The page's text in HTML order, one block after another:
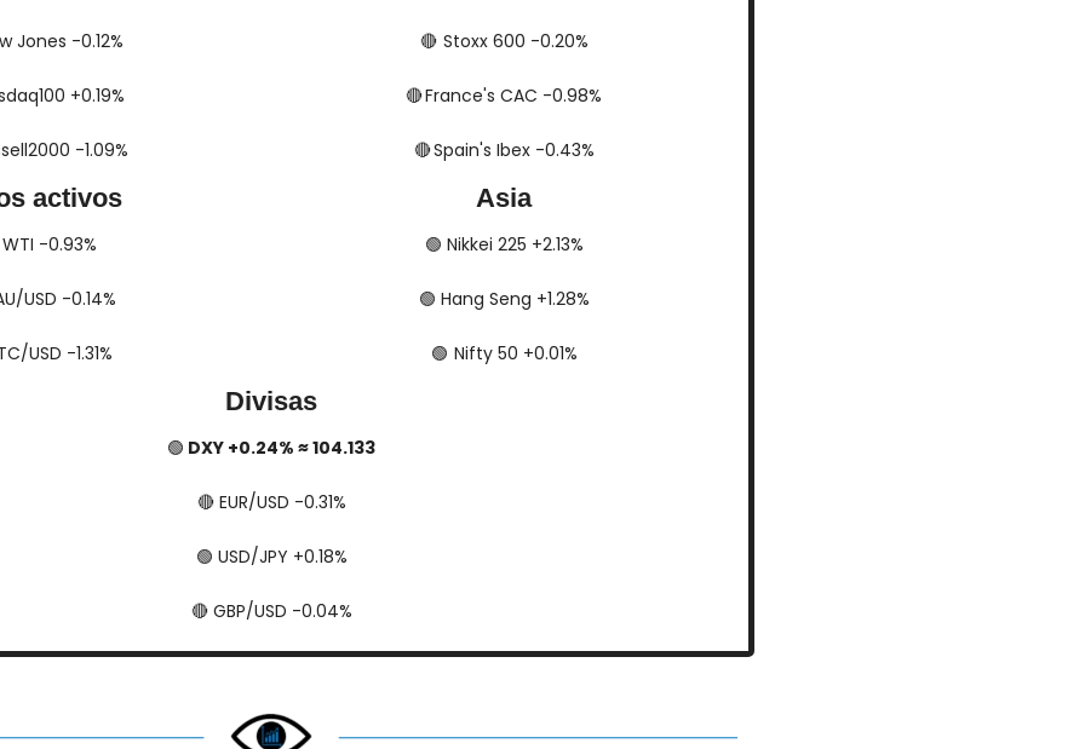
Jones -0.12%
+0.19%
-1.09%
activos
​​​​ WTI -0.93%
USD -0.14%
USD -1.31%
🔴​​​​​​​​  Stoxx 600 -0.20%
🔴​​​​  France's CAC -0.98%
🔴​​​​​​​​  Spain's Ibex -0.43%
Asia
🟢 ​​​​ Nikkei 225 +2.13%
🟢 ​​​​ Hang Seng +1.28%
🟢 ​​​  Nifty 50 +0.01%
Divisas
🟢 DXY +0.24% ≈ 104.133
🔴​​​​ EUR/USD -0.31%
🟢 ​​​​ USD/JPY +0.18%
🔴​​​​ GBP/USD -0.04%